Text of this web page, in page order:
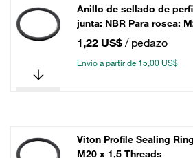
Anillo de sellado de
junta: NBR Para rosca:
1,22 US$ / pedazo
Envío a partir de 15,00 US$
Viton Profile Sealing
M20 x 1,5 Threads